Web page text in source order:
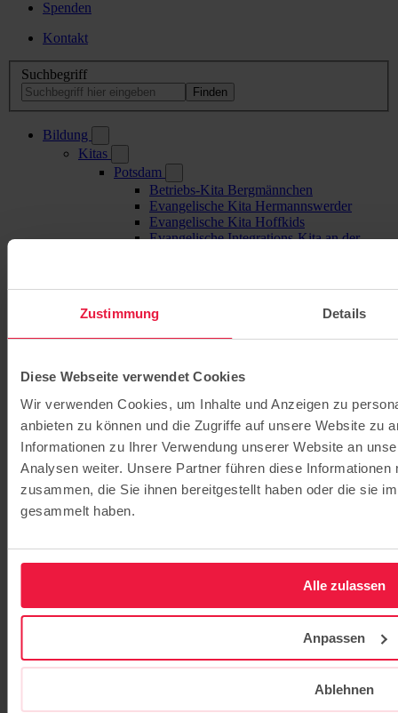
Zustimmung Details
Diese Webseite verwendet Cookies
Wir verwenden Cookies, um Inhalte und Anzeigen zu
anbieten zu können und die Zugriffe auf unsere Website zu
Informationen zu Ihrer Verwendung unserer Website an
Analysen weiter. Unsere Partner führen diese
zusammen, die Sie ihnen bereitgestellt haben oder die sie
gesammelt haben.
Alle zulassen
Anpassen
Ablehnen
Spenden
Kontakt
Suchbegriff
Bildung
Kitas
Potsdam
Betriebs-Kita Bergmännchen
Evangelische Kita Hermannswerder
Evangelische Kita Hoffkids
Evangelische Integrations-Kita an der
Betriebs-Kita Geolino
Evangelische Kita Regenbogenland
Evangelische Campus-Kita
Kleinmachnow
Evangelische Kita Arche Noah
Evangelische Kita Himmelszelt
Evangelische Campus-Kita Werder
Teltow-Fläming
Evangelische Campus-Kita Mahlow
Evangelische Kita St. Nikolai
Evangelische Kita Kinderland Elstal
Evangelische Campus-Kita Bernau
Evangelische Grundschule Babelsberg
Evangelische Grundschule Bernau
Evangelische Grundschule Potsdam